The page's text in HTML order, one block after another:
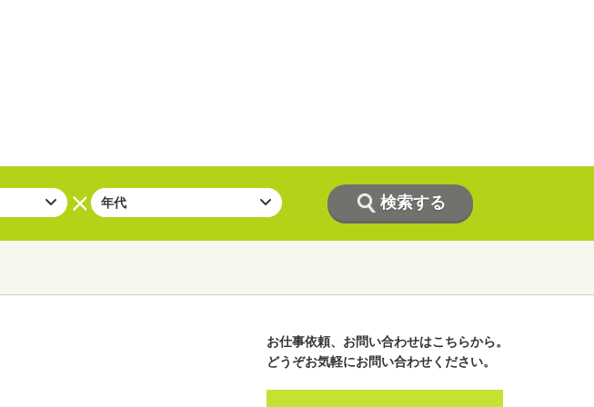
お仕事依頼、お問い合わせはこちらから。
どうぞお気軽にお問い合わせください。